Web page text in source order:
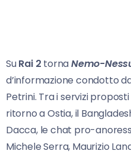
SuRai 2 tornaNemo-
d’informazione condotto
Petrini. Tra i servizi
ritorno a Ostia, il
Dacca, le chat pro-
Michele Serra, Maurizio